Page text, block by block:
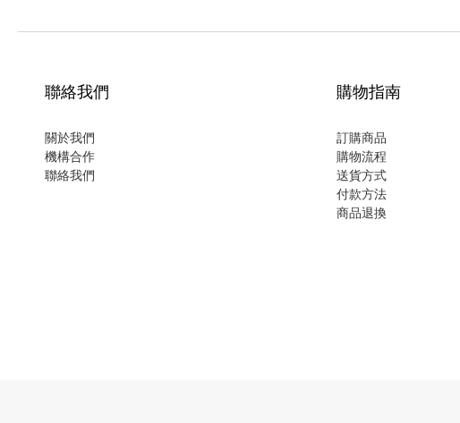
聯絡我們
關於我們
機構合作
聯絡我們
購物指南
訂購商品
購物流程
送貨方式
付款方法
商品退換